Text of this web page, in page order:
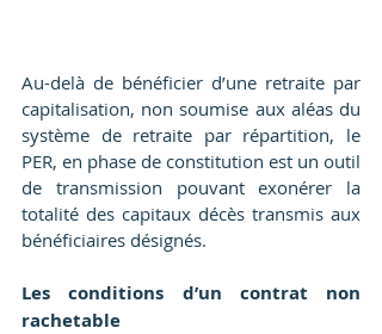
Au-delà de bénéficier d’une retraite par
capitalisation, non soumise aux aléas du
système de retraite par répartition, le
PER, en phase de constitution est un outil
de transmission pouvant exonérer la
totalité des capitaux décès transmis aux
bénéficiaires désignés.
Les conditions d’un contrat non
rachetable